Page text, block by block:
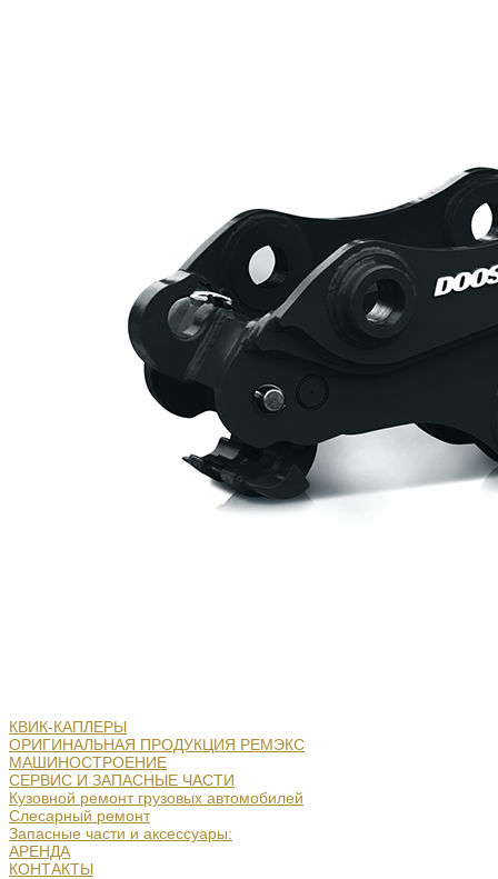
КВИК-КАПЛЕРЫ
ОРИГИНАЛЬНАЯ ПРОДУКЦИЯ РЕМЭКС
МАШИНОСТРОЕНИЕ
СЕРВИС И ЗАПАСНЫЕ ЧАСТИ
Кузовной ремонт грузовых автомобилей
Слесарный ремонт
Запасные части и аксессуары:
АРЕНДА
КОНТАКТЫ